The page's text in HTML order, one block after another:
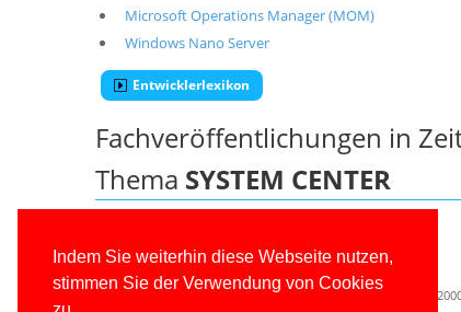
Indem Sie weiterhin diese Webseite nutzen,
stimmen Sie der Verwendung von Cookies
Microsoft Operations Manager (MOM)
Windows Nano Server
Entwicklerlexikon
Fachveröffentlichungen in
Thema SYSTEM CENTER
Microsoft Operations Manager
Beitrag in Nachschlagewerk: Praxishandbuch Windows